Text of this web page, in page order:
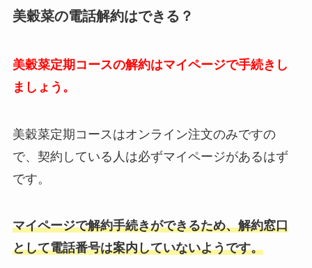
美穀菜の電話解約はできる？
美穀菜定期コースの解約はマイページで手続きし
ましょう。
美穀菜定期コースはオンライン注文のみですの
で、契約している人は必ずマイページがあるはず
です。
マイページで解約手続きができるため、解約窓口
として電話番号は案内していないようです。